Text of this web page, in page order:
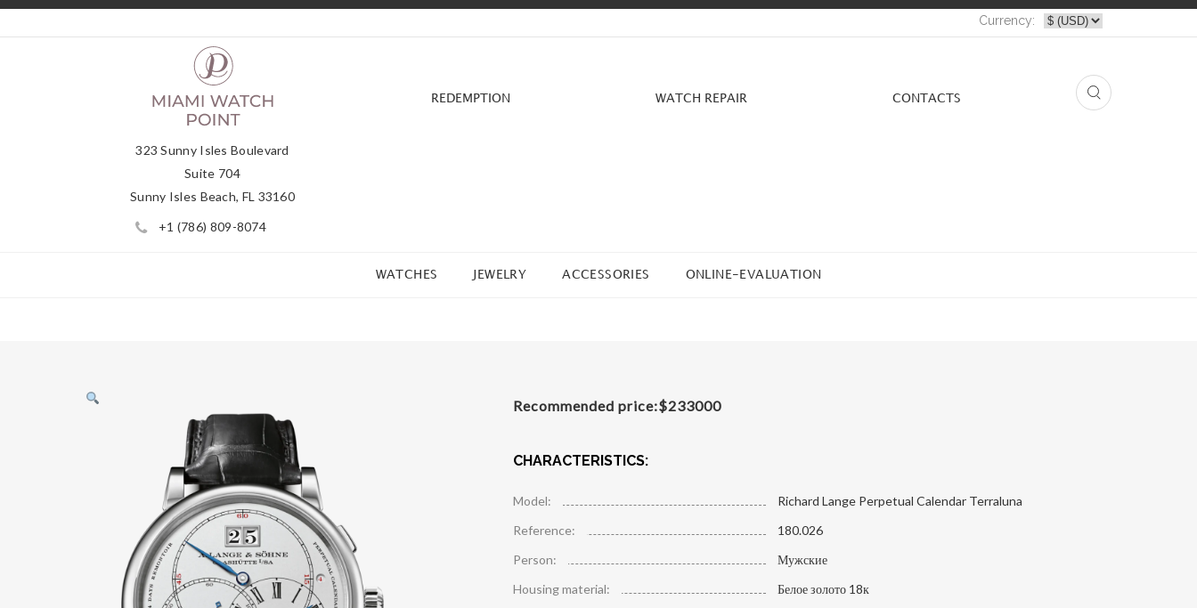
Currency:
323 Sunny Isles Boulevard
Suite 704
Sunny Isles Beach, FL 33160
+1 (786) 809-8074
REDEMPTION WATCH REPAIR СONTACTS
WATCHES JEWELRY ACCESSORIES ONLINE-EVALUATION
Recommended price:$233000
CHARACTERISTICS:
Model:
Richard Lange Perpetual Calendar Terraluna
Reference:
180.026
Person:
Мужские
Housing material:
Белое золото 18к